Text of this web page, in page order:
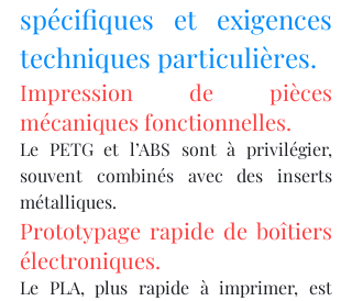
spécifiques et exigences
techniques particulières.
Impression de pièces
mécaniques fonctionnelles.
Le PETG et l’ABS sont à privilégier,
souvent combinés avec des inserts
métalliques.
Prototypage rapide de boîtiers
électroniques.
Le PLA, plus rapide à imprimer, est